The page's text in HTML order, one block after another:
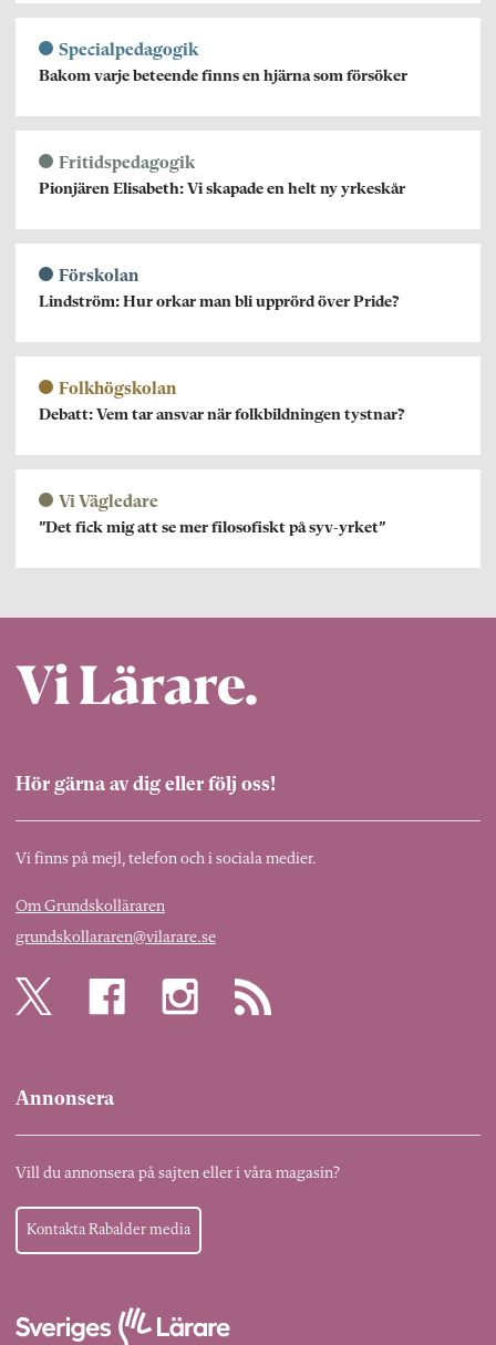
Specialpedagogik
Bakom varje beteende finns en hjärna som försöker
Fritidspedagogik
Pionjären Elisabeth: Vi skapade en helt ny yrkeskår
Förskolan
Lindström: Hur orkar man bli upprörd över Pride?
Folkhögskolan
Debatt: Vem tar ansvar när folkbildningen tystnar?
Vi Vägledare
”Det fick mig att se mer filosofiskt på syv-yrket”
Hör gärna av dig eller följ oss!
Vi finns på mejl, telefon och i sociala medier.
Om Grundskolläraren
grundskollararen@vilarare.se
Annonsera
Vill du annonsera på sajten eller i våra magasin?
Kontakta Rabalder media